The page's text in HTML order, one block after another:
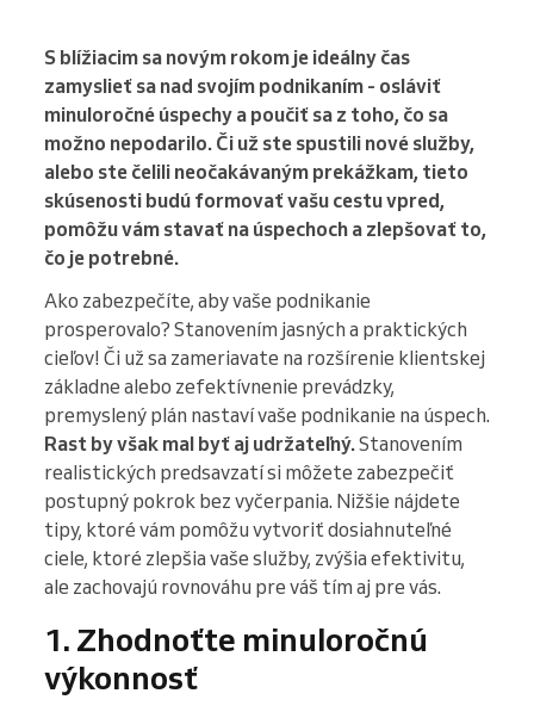
S blížiacim sa novým rokom je ideálny čas
zamyslieť sa nad svojím podnikaním - osláviť
minuloročné úspechy a poučiť sa z toho, čo sa
možno nepodarilo. Či už ste spustili nové služby,
alebo ste čelili neočakávaným prekážkam, tieto
skúsenosti budú formovať vašu cestu vpred,
pomôžu vám stavať na úspechoch a zlepšovať to,
čo je potrebné.
Ako zabezpečíte, aby vaše podnikanie
prosperovalo? Stanovením jasných a praktických
cieľov! Či už sa zameriavate na rozšírenie klientskej
základne alebo zefektívnenie prevádzky,
premyslený plán nastaví vaše podnikanie na úspech.
Rast by však mal byť aj udržateľný.Stanovením
realistických predsavzatí si môžete zabezpečiť
postupný pokrok bez vyčerpania. Nižšie nájdete
tipy, ktoré vám pomôžu vytvoriť dosiahnuteľné
ciele, ktoré zlepšia vaše služby, zvýšia efektivitu,
ale zachovajú rovnováhu pre váš tím aj pre vás.
1. Zhodnoťte minuloročnú
výkonnosť